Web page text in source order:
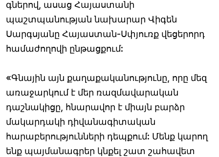
գներով, ասաց Հայաստանի
պաշտպանության նախարար Վիգեն
Սարգսյանը Հայաստան-Սփյուռք վեցերորդ
համաժողովի ընթացքում:
«Գնային այն քաղաքականությունը, որը մեզ
առաջարկում է մեր ռազմավարական
դաշնակիցը, հնարավոր է միայն բարձր
մակարդակի դիվանագիտական
հարաբերությունների դեպքում: Մենք կարող
ենք պայմանագրեր կնքել շատ շահավետ